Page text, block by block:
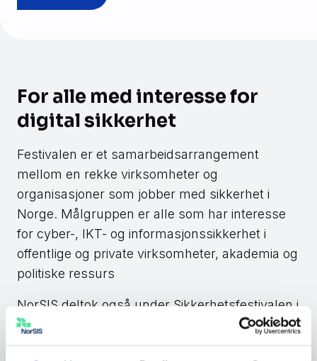
For alle med interesse for
digital sikkerhet
Festivalen er et samarbeidsarrangement
mellom en rekke virksomheter og
organisasjoner som jobber med sikkerhet i
Norge. Målgruppen er alle som har interesse
for cyber-, IKT- og informasjonssikkerhet i
offentlige og private virksomheter, akademia og
politiske ressurs
NorSIS deltok også under Sikkerhetsfestivalen i
2019 da festivalen ble arrangert for første
gang. Den gang varden “snille hackeren”